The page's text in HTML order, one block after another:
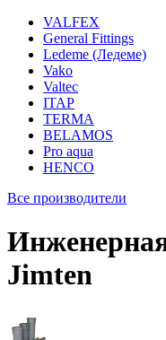
VALFEX
General Fittings
Ledeme (Ледеме)
Vako
Valtec
ITAP
TERMA
BELAMOS
Pro aqua
HENCO
Все производители
Jimten